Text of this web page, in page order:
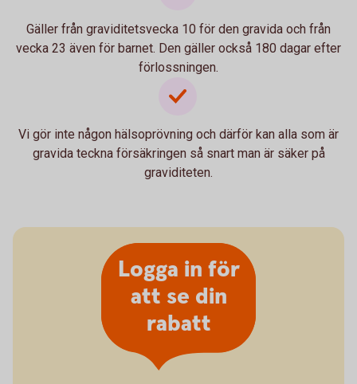
Gäller från graviditetsvecka 10 för den gravida och från
vecka 23 även för barnet. Den gäller också 180 dagar efter
förlossningen.
Vi gör inte någon hälsoprövning och därför kan alla som är
gravida teckna försäkringen så snart man är säker på
graviditeten.
Logga in för
att se din
rabatt